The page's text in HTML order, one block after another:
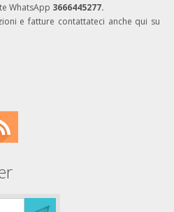
WhatsApp 3666445277.
e fatture contattateci anche qui su